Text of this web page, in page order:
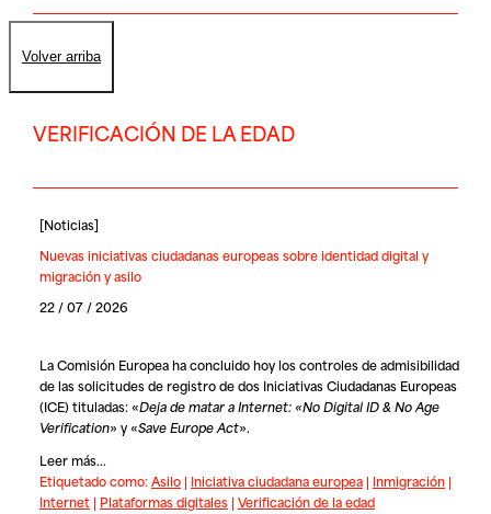
Volver arriba
VERIFICACIÓN DE LA EDAD
[Noticias]
Nuevas iniciativas ciudadanas europeas sobre identidad digital y
migración y asilo
22 / 07 / 2026
La Comisión Europea ha concluido hoy los controles de admisibilidad
de las solicitudes de registro de dos Iniciativas Ciudadanas Europeas
(ICE) tituladas: «Deja de matar a Internet: «No Digital ID & No Age
Verification» y «Save Europe Act».
Leer más...
Etiquetado como:Asilo| Iniciativa ciudadana europea| Inmigración|
Internet| Plataformas digitales| Verificación de la edad